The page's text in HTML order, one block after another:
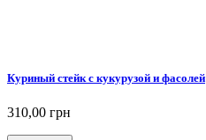
Куриный стейк с кукурузой и фасолей
310,00 грн